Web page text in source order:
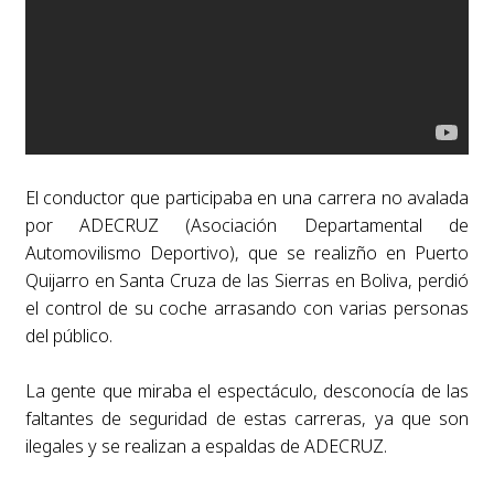
El conductor que participaba en una carrera no avalada
por ADECRUZ (Asociación Departamental de
Automovilismo Deportivo), que se realizño en Puerto
Quijarro en Santa Cruza de las Sierras en Boliva, perdió
el control de su coche arrasando con varias personas
del público.
La gente que miraba el espectáculo, desconocía de las
faltantes de seguridad de estas carreras, ya que son
ilegales y se realizan a espaldas de ADECRUZ.